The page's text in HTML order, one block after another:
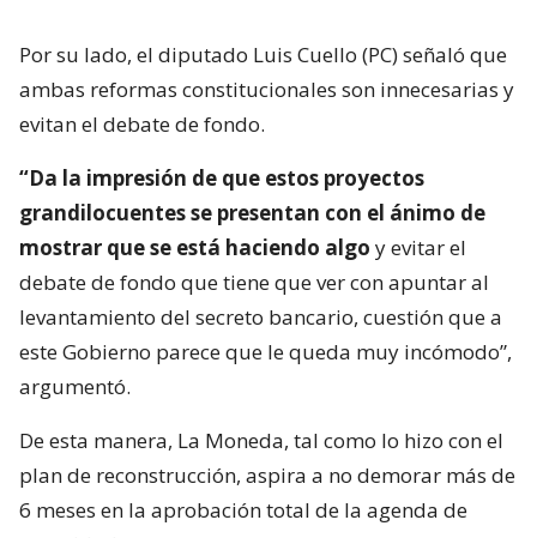
Por su lado, el diputado Luis Cuello (PC) señaló que
ambas reformas constitucionales son innecesarias y
evitan el debate de fondo.
“Da la impresión de que estos proyectos
grandilocuentes se presentan con el ánimo de
mostrar que se está haciendo algo y evitar el
debate de fondo que tiene que ver con apuntar al
levantamiento del secreto bancario, cuestión que a
este Gobierno parece que le queda muy incómodo”,
argumentó.
De esta manera, La Moneda, tal como lo hizo con el
plan de reconstrucción, aspira a no demorar más de
6 meses en la aprobación total de la agenda de